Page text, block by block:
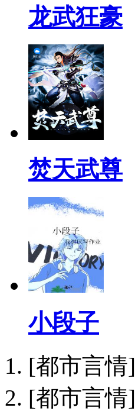
龙武狂豪
焚天武尊
小段子
[都市言情]
[都市言情]